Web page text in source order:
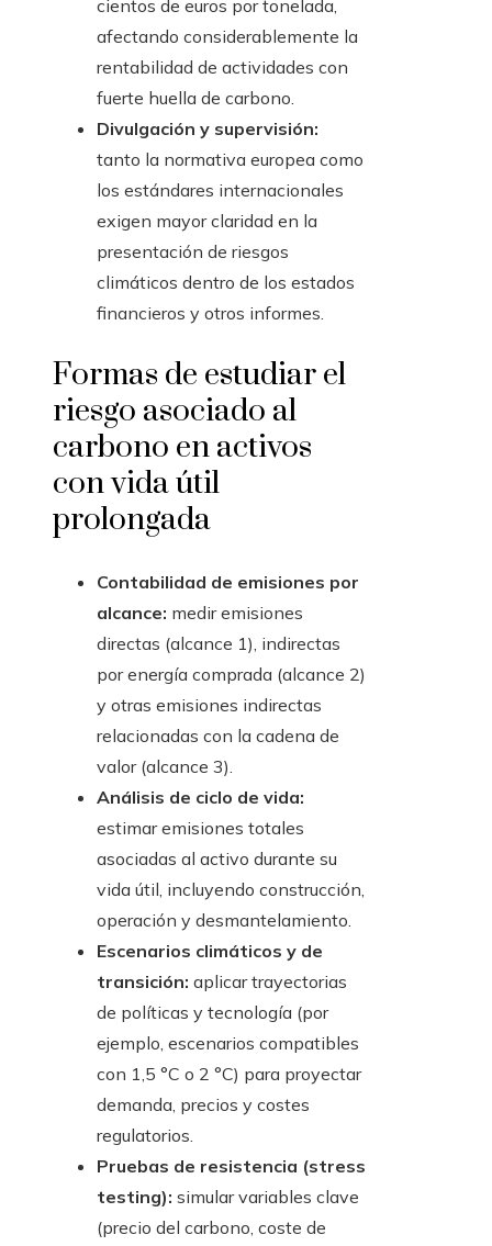
cientos de euros por tonelada,
afectando considerablemente la
rentabilidad de actividades con
fuerte huella de carbono.
Divulgación y supervisión:
tanto la normativa europea como
los estándares internacionales
exigen mayor claridad en la
presentación de riesgos
climáticos dentro de los estados
financieros y otros informes.
Formas de estudiar el
riesgo asociado al
carbono en activos
con vida útil
prolongada
Contabilidad de emisiones por
alcance: medir emisiones
directas (alcance 1), indirectas
por energía comprada (alcance 2)
y otras emisiones indirectas
relacionadas con la cadena de
valor (alcance 3).
Análisis de ciclo de vida:
estimar emisiones totales
asociadas al activo durante su
vida útil, incluyendo construcción,
operación y desmantelamiento.
Escenarios climáticos y de
transición: aplicar trayectorias
de políticas y tecnología (por
ejemplo, escenarios compatibles
con 1,5 °C o 2 °C) para proyectar
demanda, precios y costes
regulatorios.
Pruebas de resistencia (stress
testing): simular variables clave
(precio del carbono, coste de